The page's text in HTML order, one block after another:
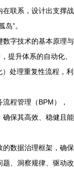
在联系，设计出支撑战
”。
数字技术的基本原理与
提升体系的自动化、
处理重复性流程，利
流程管理（BPM），
确保其高效、稳健且能
的数据治理框架，确保
、洞察规律、驱动改